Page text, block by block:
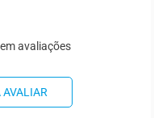
avaliações
AVALIAR